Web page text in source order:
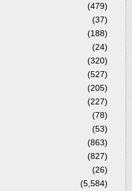
(479)
(37)
(188)
(24)
(320)
(527)
(205)
(227)
(78)
(53)
(863)
(827)
(26)
(5,584)